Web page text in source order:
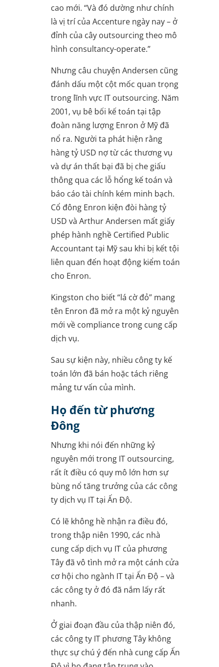
cao mới. “Và đó dường như chính
là vị trí của Accenture ngày nay – ở
đỉnh của cây outsourcing theo mô
hình consultancy-operate.”
Nhưng câu chuyện Andersen cũng
đánh dấu một cột mốc quan trọng
trong lĩnh vực IT outsourcing. Năm
2001, vụ bê bối kế toán tại tập
đoàn năng lượng Enron ở Mỹ đã
nổ ra. Người ta phát hiện rằng
hàng tỷ USD nợ từ các thương vụ
và dự án thất bại đã bị che giấu
thông qua các lỗ hổng kế toán và
báo cáo tài chính kém minh bạch.
Cổ đông Enron kiện đòi hàng tỷ
USD và Arthur Andersen mất giấy
phép hành nghề Certified Public
Accountant tại Mỹ sau khi bị kết tội
liên quan đến hoạt động kiểm toán
cho Enron.
Kingston cho biết “lá cờ đỏ” mang
tên Enron đã mở ra một kỷ nguyên
mới về compliance trong cung cấp
dịch vụ.
Sau sự kiện này, nhiều công ty kế
toán lớn đã bán hoặc tách riêng
mảng tư vấn của mình.
Họ đến từ phương
Đông
Nhưng khi nói đến những kỷ
nguyên mới trong IT outsourcing,
rất ít điều có quy mô lớn hơn sự
bùng nổ tăng trưởng của các công
ty dịch vụ IT tại Ấn Độ.
Có lẽ không hề nhận ra điều đó,
trong thập niên 1990, các nhà
cung cấp dịch vụ IT của phương
Tây đã vô tình mở ra một cánh cửa
cơ hội cho ngành IT tại Ấn Độ – và
các công ty ở đó đã nắm lấy rất
nhanh.
Ở giai đoạn đầu của thập niên đó,
các công ty IT phương Tây không
thực sự chú ý đến nhà cung cấp Ấn